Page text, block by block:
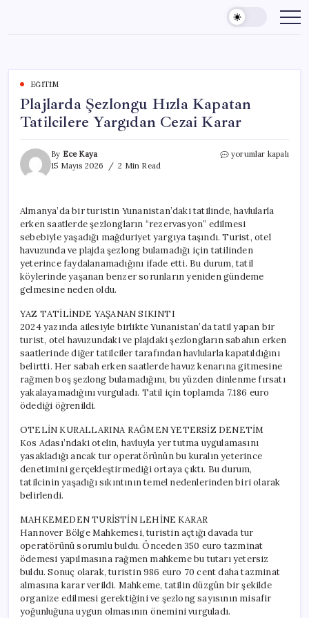
content
EĞITIM
Plajlarda Şezlongu Hızla Kapatan
Tatilcilere Yargıdan Cezai Karar
By Ece Kaya
15 Mayıs 2026
2 Min Read
Plajlarda
Yargıdan
Cezai
Karar
için
yorumlar kapalı
Almanya’da bir turistin Yunanistan’daki tatilinde, havlularla
erken saatlerde şezlongların “rezervasyon” edilmesi
sebebiyle yaşadığı mağduriyet yargıya taşındı. Turist, otel
havuzunda ve plajda şezlong bulamadığı için tatilinden
yeterince faydalanamadığını ifade etti. Bu durum, tatil
köylerinde yaşanan benzer sorunların yeniden gündeme
gelmesine neden oldu.
YAZ TATİLİNDE YAŞANAN SIKINTI
2024 yazında ailesiyle birlikte Yunanistan’da tatil yapan bir
turist, otel havuzundaki ve plajdaki şezlongların sabahın erken
saatlerinde diğer tatilciler tarafından havlularla kapatıldığını
belirtti. Her sabah erken saatlerde havuz kenarına gitmesine
rağmen boş şezlong bulamadığını, bu yüzden dinlenme fırsatı
yakalayamadığını vurguladı. Tatil için toplamda 7.186 euro
ödediği öğrenildi.
OTELİN KURALLARINA RAĞMEN YETERSİZ DENETİM
Kos Adası’ndaki otelin, havluyla yer tutma uygulamasını
yasakladığı ancak tur operatörünün bu kuralın yeterince
denetimini gerçekleştirmediği ortaya çıktı. Bu durum,
tatilcinin yaşadığı sıkıntının temel nedenlerinden biri olarak
belirlendi.
MAHKEMEDEN TURİSTİN LEHİNE KARAR
Hannover Bölge Mahkemesi, turistin açtığı davada tur
operatörünü sorumlu buldu. Önceden 350 euro tazminat
ödemesi yapılmasına rağmen mahkeme bu tutarı yetersiz
buldu. Sonuç olarak, turistin 986 euro 70 cent daha tazminat
almasına karar verildi. Mahkeme, tatilin düzgün bir şekilde
organize edilmesi gerektiğini ve şezlong sayısının misafir
yoğunluğuna uygun olmasının önemini vurguladı.